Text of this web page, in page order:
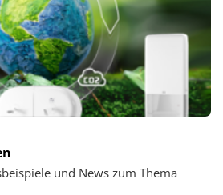
und News zum Thema